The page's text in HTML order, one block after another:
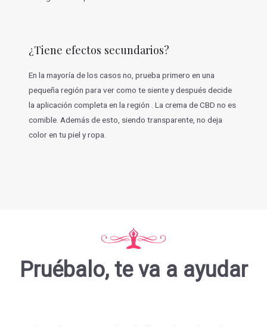
¿Tiene efectos secundarios?
En la mayoría de los casos no, prueba primero en una
pequeña región para ver como te siente y después decide
la aplicación completa en la región . La crema de CBD no es
comible. Además de esto, siendo transparente, no deja
color en tu piel y ropa.
Pruébalo, te va a ayudar